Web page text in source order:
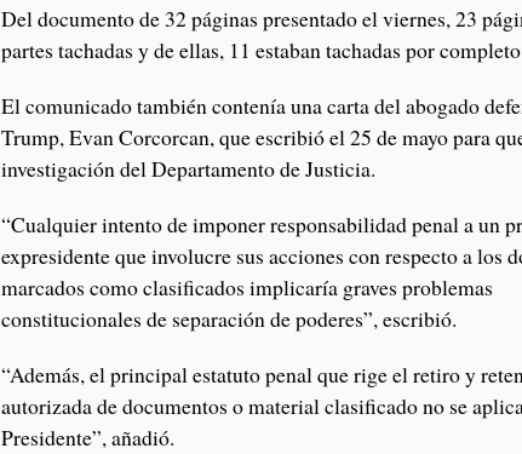
Del documento de 32 páginas presentado el viernes, 23
partes tachadas y de ellas, 11 estaban tachadas por
El comunicado también contenía una carta del abogado
Trump, Evan Corcorcan, que escribió el 25 de mayo para
investigación del Departamento de Justicia.
“Cualquier intento de imponer responsabilidad penal a un
expresidente que involucre sus acciones con respecto a los
marcados como clasificados implicaría graves problemas
constitucionales de separación de poderes”, escribió.
“Además, el principal estatuto penal que rige el retiro y
autorizada de documentos o material clasificado no se
Presidente”, añadió.